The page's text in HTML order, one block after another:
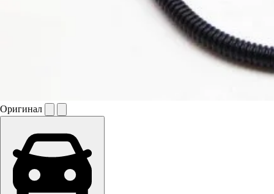
Оригинал